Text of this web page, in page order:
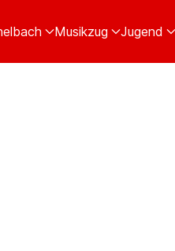
Musikzug Jugend